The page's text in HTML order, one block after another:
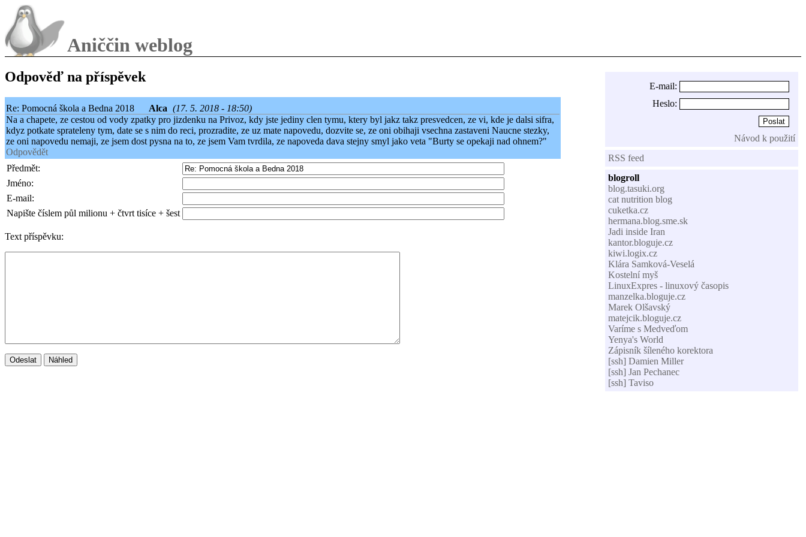
Aniččin weblog
E-mail:
Heslo:
Návod k použití
RSS feed
blogroll
blog.tasuki.org
cat nutrition blog
cuketka.cz
hermana.blog.sme.sk
Jadi inside Iran
kantor.bloguje.cz
kiwi.logix.cz
Klára Samková-Veselá
Kostelní myš
LinuxExpres - linuxový časopis
manzelka.bloguje.cz
Marek Olšavský
matejcik.bloguje.cz
Varíme s Medveďom
Yenya's World
Zápisník šíleného korektora
[ssh] Damien Miller
[ssh] Jan Pechanec
[ssh] Taviso
Odpověď na příspěvek
Re: Pomocná škola a Bedna 2018 Alca (17. 5. 2018 - 18:50)
Na a chapete, ze cestou od vody zpatky pro jizdenku na Privoz, kdy jste jediny clen tymu, ktery byl jakz takz presvedcen, ze vi, kde je dalsi sifra,
kdyz potkate sprateleny tym, date se s nim do reci, prozradite, ze uz mate napovedu, dozvite se, ze oni obihaji vsechna zastaveni Naucne stezky,
ze oni napovedu nemaji, ze jsem dost pysna na to, ze jsem Vam tvrdila, ze napoveda dava stejny smyl jako veta "Burty se opekaji nad ohnem?"
Odpovědět
Předmět:
Jméno:
E-mail:
Napište číslem půl milionu + čtvrt tisíce + šest
Text příspěvku: